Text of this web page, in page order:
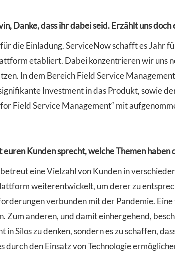
Danke, dass ihr dabei seid. Erzählt uns
die Einladung. ServiceNow schafft es Jahr
etabliert. Dabei konzentrieren wir uns
In dem Bereich Field Service
Investment in das Produkt, sowie
Field Service Management“ mit
Kunden sprecht, welche Themen haben
eine Vielzahl von Kunden in
weiterentwickelt, um derer zu
verbunden mit der Pandemie.
Zum anderen, und damit einhergehend,
in Silos zu denken, sondern es zu schaffen,
durch den Einsatz von Technologie